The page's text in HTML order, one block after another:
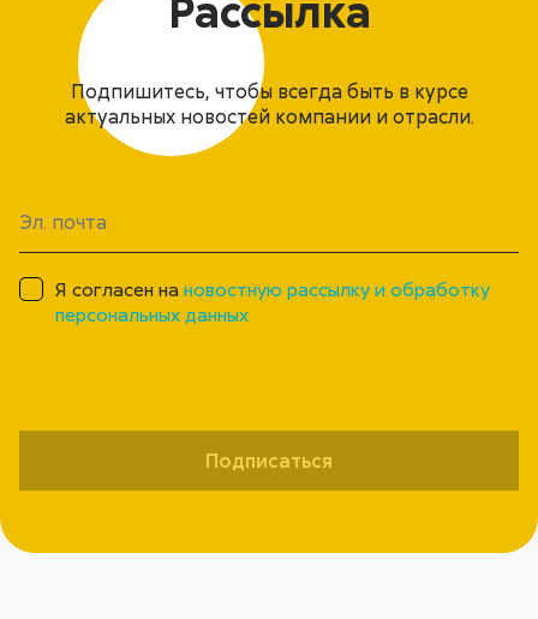
Подпишитесь, чтобы всегда быть в курсе
актуальных новостей компании и отрасли.
Я согласен нановостную рассылку и обработку
персональных данных
Подписаться